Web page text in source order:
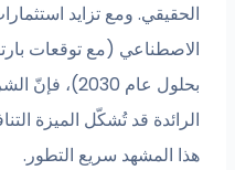
ومع تزايد استثمارات
بحلول عام 2030)، فإنّ
قد تُشكّل الميزة
المشهد سريع التطور.